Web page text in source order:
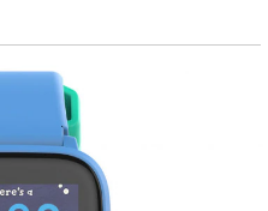
na co dzień,